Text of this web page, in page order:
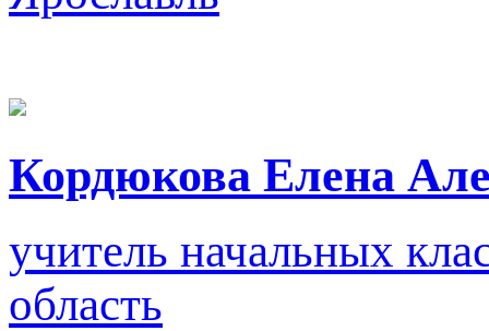
Кордюкова Елена
учитель начальных
область